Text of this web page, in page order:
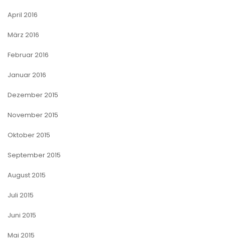
April 2016
März 2016
Februar 2016
Januar 2016
Dezember 2015
November 2015
Oktober 2015
September 2015
August 2015
Juli 2015
Juni 2015
Mai 2015